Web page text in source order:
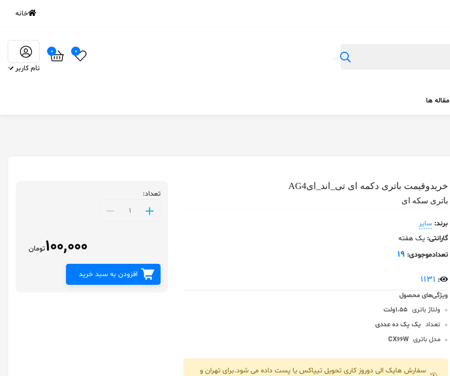
خانه
0
0
نام کاربر
مقاله ها
خریدوقیمت باتری دکمه ای تی_اند_ایAG4
باتری سکه ای
برند: سایر
گارانتی: یک هفته
تعدادموجودی: 19
:
1131
ولتاژ باتری 1.55ولت
تعداد یک پک ده عددی
مدل باتری CX66W
سفارش هایک الی دوروز کاری تحویل تیپاکس یا پست داده می شود.برای تهران و
تعداد:
100,000تومان
افزودن به سبد خرید